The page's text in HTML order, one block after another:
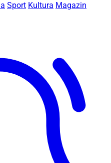
Sport Kultura Magazin